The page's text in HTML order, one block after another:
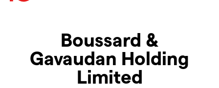
Boussard &
Gavaudan Holding
Limited